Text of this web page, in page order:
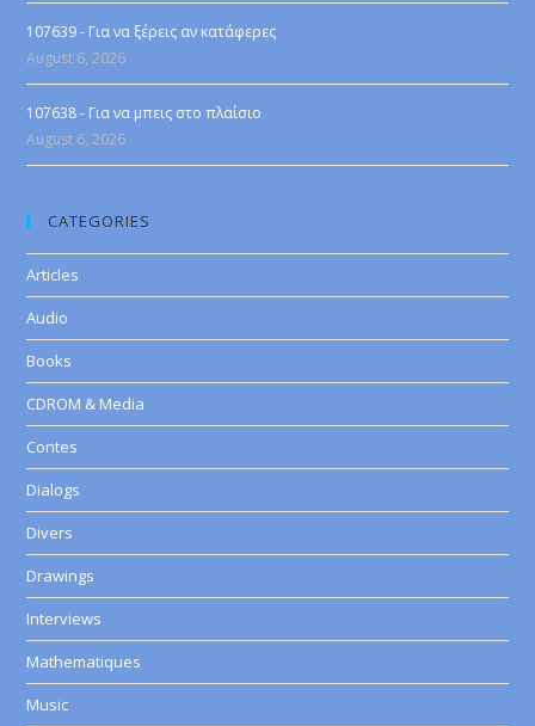
107639 - Για να ξέρεις αν κατάφερες
August 6, 2026
107638 - Για να μπεις στο πλαίσιο
August 6, 2026
CATEGORIES
Articles
Audio
Books
CDROM & Media
Contes
Dialogs
Divers
Drawings
Interviews
Mathematiques
Music